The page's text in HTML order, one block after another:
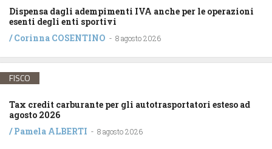
Dispensa dagli adempimenti IVA anche per le operazioni
esenti degli enti sportivi
/Corinna COSENTINO - 8 agosto 2026
FISCO
Tax credit carburante per gli autotrasportatori esteso ad
agosto 2026
/Pamela ALBERTI - 8 agosto 2026